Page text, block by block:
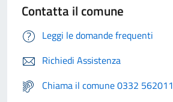
Contatta il comune
Leggi le domande frequenti
Richiedi Assistenza
Chiama il comune 0332 562011